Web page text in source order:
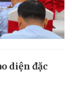
diện đặc